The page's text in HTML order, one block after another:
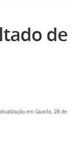
de
em Quarta, 28 de